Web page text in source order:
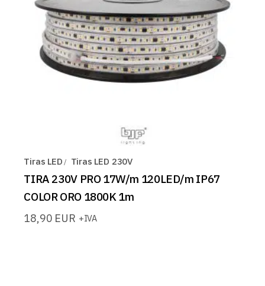
Tiras LED Tiras LED 230V
TIRA 230V PRO 17W/m 120LED/m IP67
COLOR ORO 1800K 1m
18,90 EUR +IVA